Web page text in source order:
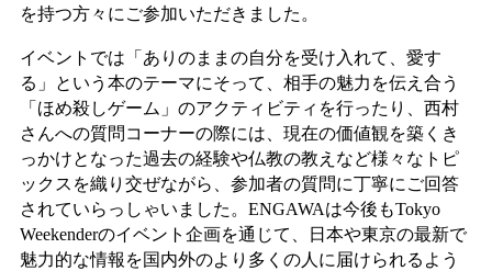
を持つ方々にご参加いただきました。
イベントでは「ありのままの自分を受け入れて、愛す
る」という本のテーマにそって、相手の魅力を伝え合う
「ほめ殺しゲーム」のアクティビティを行ったり、西村
さんへの質問コーナーの際には、現在の価値観を築くき
っかけとなった過去の経験や仏教の教えなど様々なトピ
ックスを織り交ぜながら、参加者の質問に丁寧にご回答
されていらっしゃいました。ENGAWAは今後もTokyo
Weekenderのイベント企画を通じて、日本や東京の最新で
魅力的な情報を国内外のより多くの人に届けられるよう